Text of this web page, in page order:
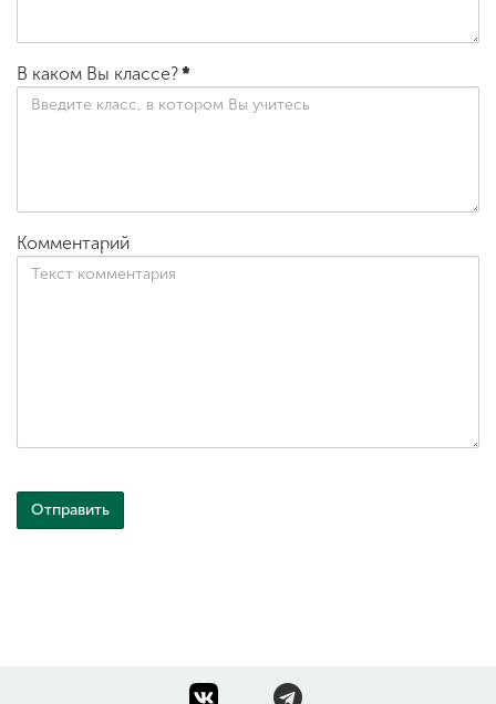
В каком Вы классе?*
Комментарий